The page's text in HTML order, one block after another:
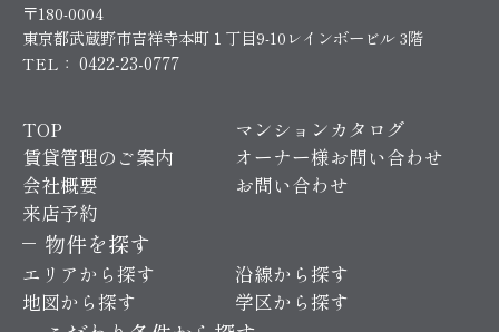
〒180-0004
東京都武蔵野市吉祥寺本町１丁目9-10レインボービル 3階
TEL： 0422-23-0777
TOP
マンションカタログ
賃貸管理のご案内
オーナー様お問い合わせ
会社概要
お問い合わせ
来店予約
物件を探す
エリアから探す
沿線から探す
地図から探す
学区から探す